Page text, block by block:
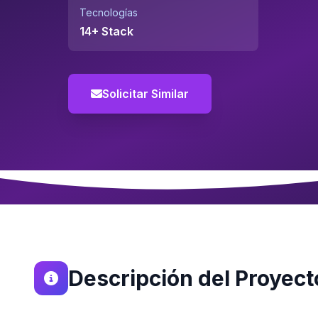
Tecnologías
14+ Stack
Solicitar Similar
Descripción del